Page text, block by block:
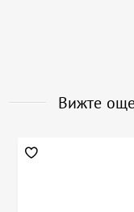
Вижте